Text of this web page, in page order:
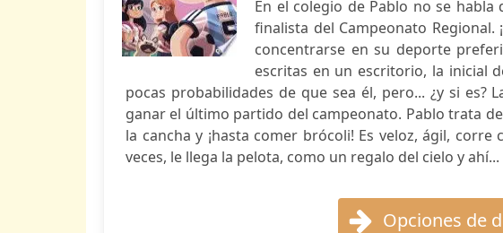
En el colegio de Pablo no se
finalista del Campeonato
concentrarse en su deporte
escritas en un escritorio, la inicial
pocas probabilidades de que sea él, pero... ¿y si
ganar el último partido del campeonato. Pablo trata
la cancha y ¡hasta comer brócoli! Es veloz, ágil,
veces, le llega la pelota, como un regalo del cielo y
Opciones de